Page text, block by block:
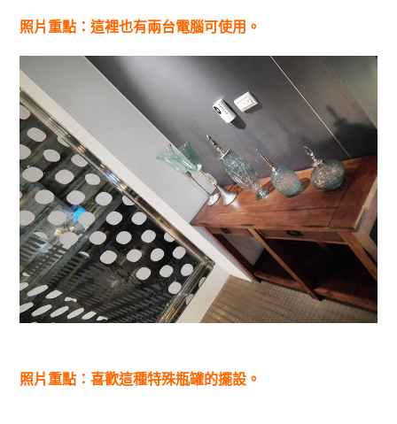
照片重點：這裡也有兩台電腦可使用。
照片重點：喜歡這種特殊瓶罐的擺設。